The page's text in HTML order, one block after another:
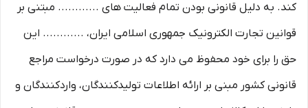
کند. به دلیل قانونی بودن تمام فعالیت های ............ مبتنی بر
قوانین تجارت الکترونیک جمهوری اسلامی ایران، ............ این
حق را برای خود محفوظ می دارد که در صورت درخواست مراجع
قانونی کشور مبنی بر ارائه اطلاعات تولیدکنندگان، واردکنندگان و